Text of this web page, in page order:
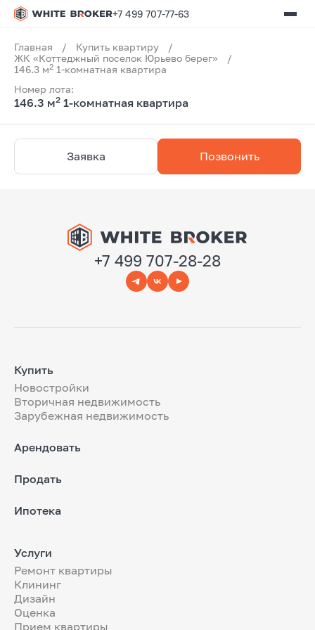
+7 499 707-77-63
Главная / Купить квартиру
/
ЖК «Коттеджный поселок Юрьево берег»
/
146.3 м2 1-комнатная квартира
Номер лота:
146.3 м2 1-комнатная квартира
Заявка Позвонить
+7 499 707-28-28
Купить
Новостройки
Вторичная недвижимость
Зарубежная недвижимость
Арендовать
Продать
Ипотека
Услуги
Ремонт квартиры
Клининг
Дизайн
Оценка
Прием квартиры